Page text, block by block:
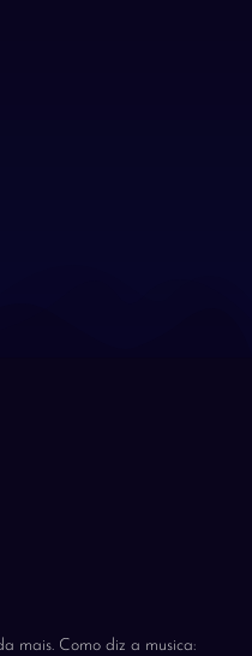
mais. Como diz a musica: